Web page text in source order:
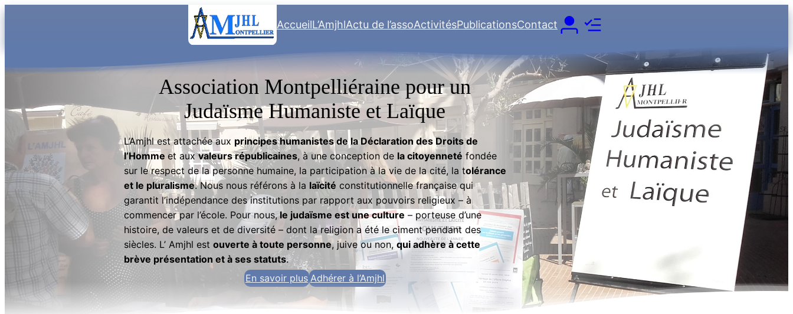
AccueilL’AmjhlActu de l’assoActivitésPublicationsContact
Association Montpelliéraine pour un
Judaïsme Humaniste et Laïque
L’Amjhl est attachée aux principes humanistes de la Déclaration des Droits de
l’Homme et auxvaleurs républicaines, à une conception de la citoyenneté fondée
sur le respect de la personne humaine, la participation à la vie de la cité, la tolérance
et le pluralisme. Nous nous référons à la laïcité constitutionnelle française qui
garantit l’indépendance des institutions par rapport aux pouvoirs religieux – à
commencer par l’école. Pour nous,le judaïsme est une culture – porteuse d’une
histoire, de valeurs et de diversité – dont la religion a été le ciment pendant des
siècles. L’ Amjhl est ouverte à toute personne, juive ou non, qui adhère à cette
brève présentation et à ses statuts.
En savoir plus Adhérer à l’Amjhl